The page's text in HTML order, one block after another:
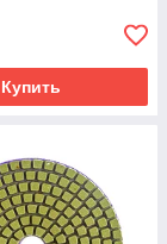
Купить